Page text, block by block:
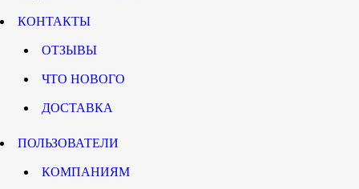
КОНТАКТЫ
ОТЗЫВЫ
ЧТО НОВОГО
ДОСТАВКА
ПОЛЬЗОВАТЕЛИ
КОМПАНИЯМ